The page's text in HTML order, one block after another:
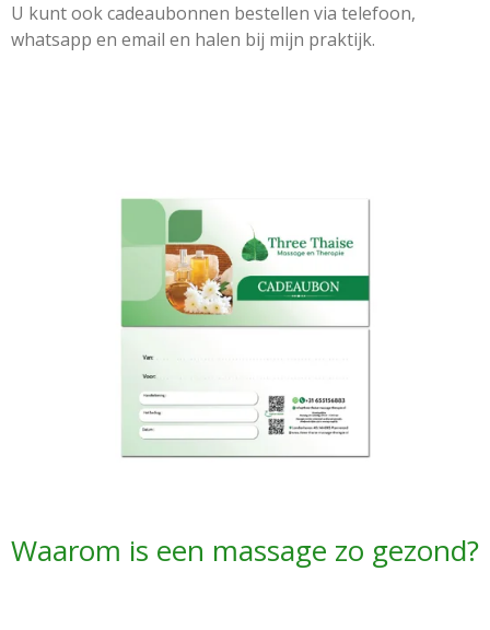
U kunt ook cadeaubonnen bestellen via telefoon,
whatsapp en email en halen bij mijn praktijk.
Waarom is een massage zo gezond?